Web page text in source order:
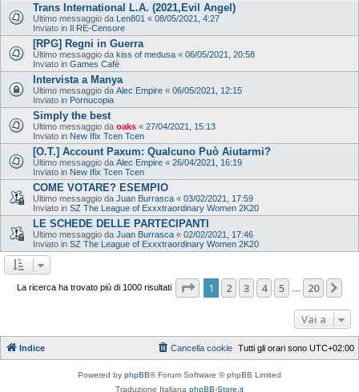
Trans International L.A. (2021,Evil Angel)
Ultimo messaggio da Len801 « 08/05/2021, 4:27
Inviato in Il RE-Censore
[RPG] Regni in Guerra
Ultimo messaggio da kiss of medusa « 06/05/2021, 20:58
Inviato in Games Cafè
Intervista a Manya
Ultimo messaggio da Alec Empire « 06/05/2021, 12:15
Inviato in Pornucopia
Simply the best
Ultimo messaggio da oaks « 27/04/2021, 15:13
Inviato in New Ifix Tcen Tcen
[O.T.] Account Paxum: Qualcuno Può Aiutarmi?
Ultimo messaggio da Alec Empire « 26/04/2021, 16:19
Inviato in New Ifix Tcen Tcen
COME VOTARE? ESEMPIO
Ultimo messaggio da Juan Burrasca « 03/02/2021, 17:59
Inviato in SZ The League of Exxxtraordinary Women 2K20
LE SCHEDE DELLE PARTECIPANTI
Ultimo messaggio da Juan Burrasca « 02/02/2021, 17:46
Inviato in SZ The League of Exxxtraordinary Women 2K20
La ricerca ha trovato più di 1000 risultati Pagina di 20
1 2 3 4 5 20
Vai a
Indice Tutti gli orari sono UTC+02:00
Cancella cookie
Powered by phpBB® Forum Software © phpBB Limited
Traduzione Italiana phpBB-Store.it